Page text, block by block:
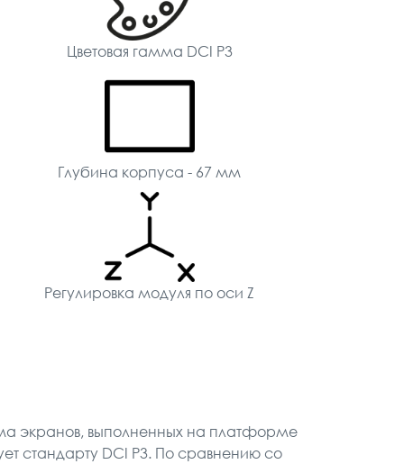
Цветовая гамма DCI P3
Глубина корпуса - 67 мм
Регулировка модуля по оси Z
экранов, выполненных на платформе
стандарту DCI P3. По сравнению со